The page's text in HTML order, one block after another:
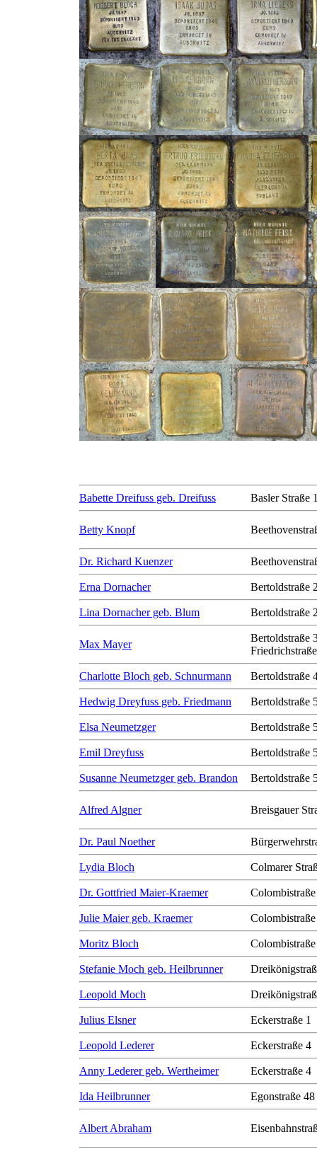
Babette Dreifuss geb. Dreifuss Basler Straße
Betty Knopf
Dr. Richard Kuenzer
Erna Dornacher Bertoldstraße
Lina Dornacher geb. Blum Bertoldstraße
Max Mayer
Bertoldstraße
Charlotte Bloch geb. Schnurmann Bertoldstraße
Hedwig Dreyfuss geb. Friedmann Bertoldstraße
Elsa Neumetzger Bertoldstraße
Emil Dreyfuss Bertoldstraße
Susanne Neumetzger geb. Brandon Bertoldstraße
Alfred Algner Breisgauer
Dr. Paul Noether
Lydia Bloch Colmarer
Dr. Gottfried Maier-Kraemer
Julie Maier geb. Kraemer
Moritz Bloch
Stefanie Moch geb. Heilbrunner
Leopold Moch
Julius Elsner Eckerstraße 1
Leopold Lederer Eckerstraße 4
Anny Lederer geb. Wertheimer Eckerstraße 4
Ida Heilbrunner Egonstraße 48
Albert Abraham